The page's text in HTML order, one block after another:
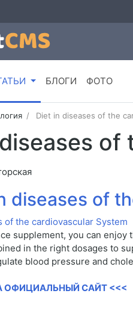
БЛОГИ ФОТО
Diet in diseases of the
of
diseases of
supplement, you can
in the right dosages to
blood pressure and
ОФИЦИАЛЬНЫЙ САЙТ <<<